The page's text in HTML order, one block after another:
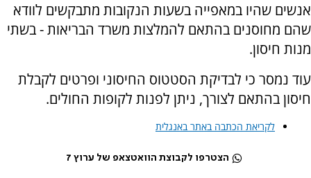
אנשים שהיו במאפייה בשעות הנקובות מתבקשים לוודא
שהם מחוסנים בהתאם להמלצות משרד הבריאות - בשתי
מנות חיסון.
עוד נמסר כי לבדיקת הסטטוס החיסוני ופרטים לקבלת
חיסון בהתאם לצורך, ניתן לפנות לקופות החולים.
לקריאת הכתבה באתר באנגלית
הצטרפו לקבוצת הוואטצאפ של ערוץ 7